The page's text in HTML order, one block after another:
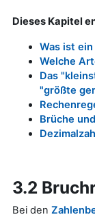
Dieses Kapitel
Was ist
Welche
Das
"größte
Brüche
3.2
Bei den